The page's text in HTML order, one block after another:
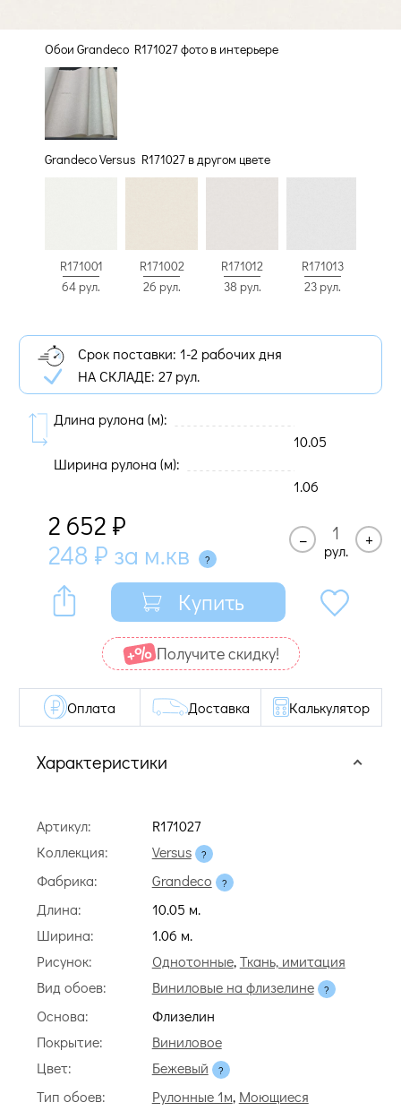
Обои Grandeco R171027 фото в интерьере
Grandeco Versus R171027 в другом цвете
R171001
64 рул.
R171002
26 рул.
R171012
38 рул.
R171013
23 рул.
Срок поставки: 1-2 рабочих дня
НА СКЛАДЕ: 27 рул.
Длина рулона (м):
10.05
Ширина рулона (м):
1.06
2 652 ₽
248 ₽ за м.кв –
рул.
+
Купить
Получите cкидку!
Характеристики
Артикул:
R171027
Коллекция:
Versus
Фабрика:
Grandeco
Длина:
10.05 м.
Ширина:
1.06 м.
Рисунок:
Однотонные,Ткань, имитация
Вид обоев:
Виниловые на флизелине
Основа:
Флизелин
Покрытие:
Виниловое
Цвет:
Бежевый
Тип обоев:
Рулонные 1м, Моющиеся
Оплата Доставка Калькулятор